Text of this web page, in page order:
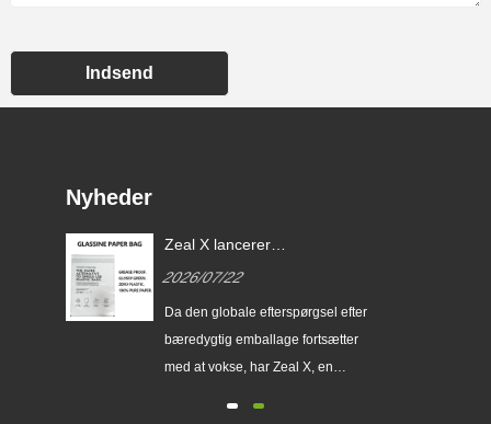
Indsend
Nyheder
Zeal X lancerer
papirposer for at hjælpe
globale mærker med at erstatte
engangsplastikemballage
2026/07/22
Da den globale efterspørgsel efter
bæredygtig emballage fortsætter
med at vokse, har Zeal X, en